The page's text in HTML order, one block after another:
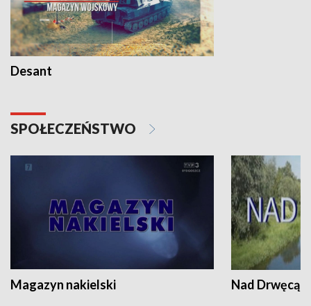
Desant
SPOŁECZEŃSTWO
Magazyn nakielski Nad Drwęcą